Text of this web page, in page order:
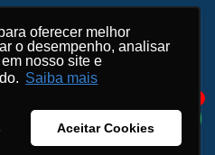
oferecer melhor
o desempenho, analisar
nosso site e
Saiba mais
Aceitar Cookies
oferecer melhor
o desempenho, analisar
nosso site e
Saiba mais
Aceitar Cookies